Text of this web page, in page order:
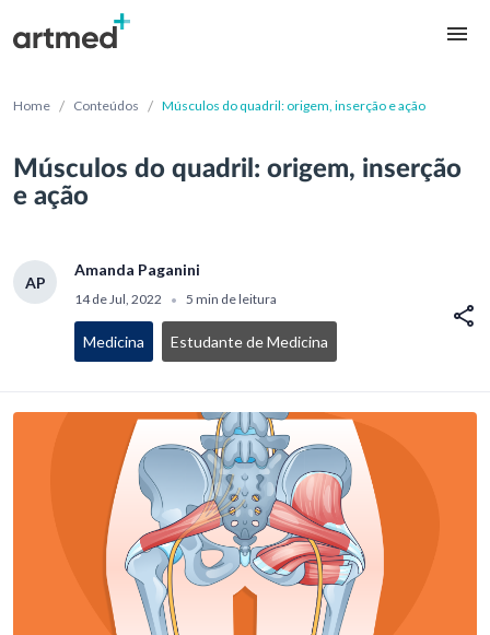
Home / Conteúdos / Músculos do quadril: origem, inserção e ação
Músculos do quadril: origem, inserção
e ação
AP
Amanda Paganini
14 de Jul, 2022 • 5 min de leitura
Medicina Estudante de Medicina